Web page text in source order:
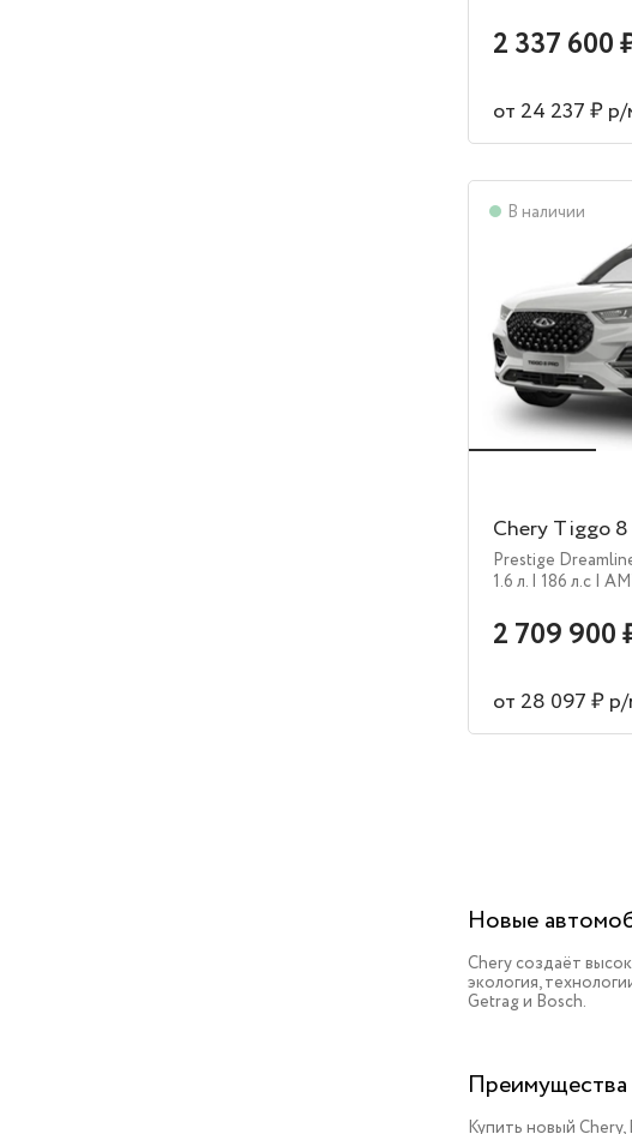
2 337 600
от 24 237 ₽ р/
В наличии
Chery Tiggo 8
Prestige
1.6 л. | 186 л.c |
2 709 900
от 28 097 ₽
Новые
Chery создаёт
экология,
Getrag и Bosch.
Купить новый Chery,